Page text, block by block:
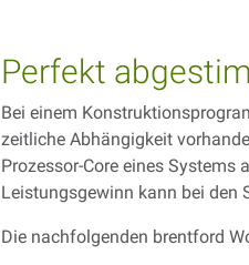
Perfekt
Bei einem
zeitliche Abhängigkeit
Prozessor-Core eines
Leistungsgewinn kann bei den
Die nachfolgenden brentford